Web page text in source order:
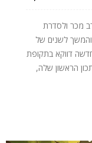
מכר ולסדרת
הדוקו המטלטלת "אסירות" ששודרה בכאן 11 והמשך לשנים של
דווקא בתקופת
הראשון שלה,